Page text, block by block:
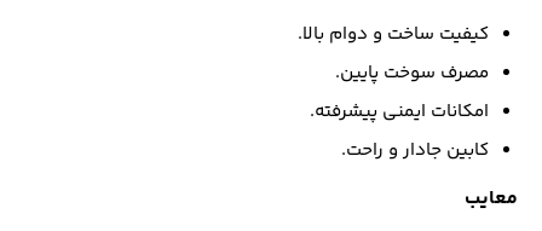
کیفیت ساخت و دوام بالا.
مصرف سوخت پایین.
امکانات ایمنی پیشرفته.
کابین جادار و راحت.
معایب